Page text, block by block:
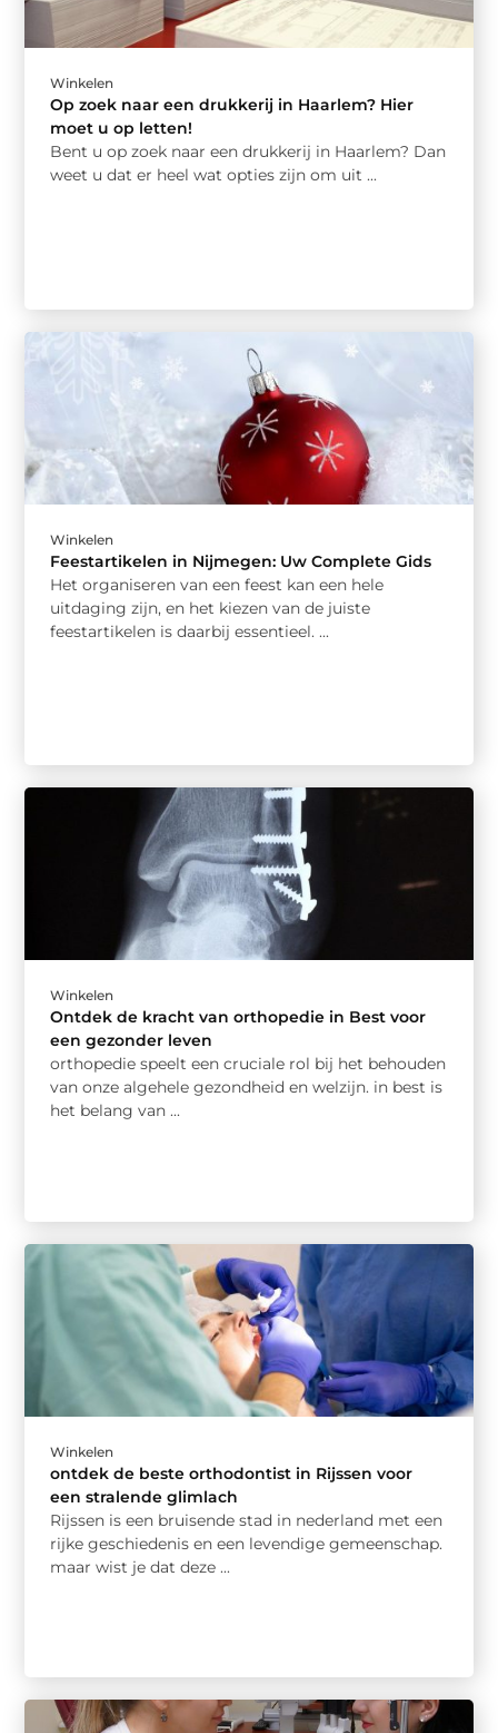
Winkelen
Op zoek naar een drukkerij in Haarlem? Hier
moet u op letten!
Bent u op zoek naar een drukkerij in Haarlem? Dan
weet u dat er heel wat opties zijn om uit ...
Winkelen
Feestartikelen in Nijmegen: Uw Complete Gids
Het organiseren van een feest kan een hele
uitdaging zijn, en het kiezen van de juiste
feestartikelen is daarbij essentieel. ...
Winkelen
Ontdek de kracht van orthopedie in Best voor
een gezonder leven
orthopedie speelt een cruciale rol bij het behouden
van onze algehele gezondheid en welzijn. in best is
het belang van ...
Winkelen
ontdek de beste orthodontist in Rijssen voor
een stralende glimlach
Rijssen is een bruisende stad in nederland met een
rijke geschiedenis en een levendige gemeenschap.
maar wist je dat deze ...